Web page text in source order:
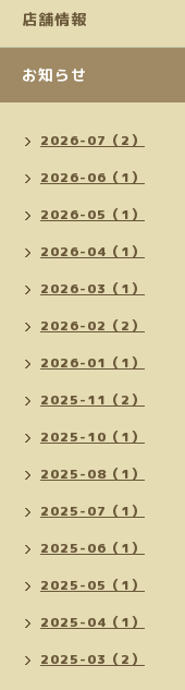
店舗情報
お知らせ
2026-07（2）
2026-06（1）
2026-05（1）
2026-04（1）
2026-03（1）
2026-02（2）
2026-01（1）
2025-11（2）
2025-10（1）
2025-08（1）
2025-07（1）
2025-06（1）
2025-05（1）
2025-04（1）
2025-03（2）